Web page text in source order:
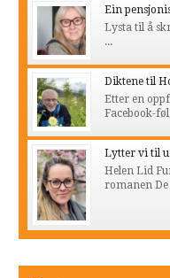
Ein
Lysta til å
...
Diktene til
Etter en
Facebook-
Lytter vi til
Helen Lid
romanen De